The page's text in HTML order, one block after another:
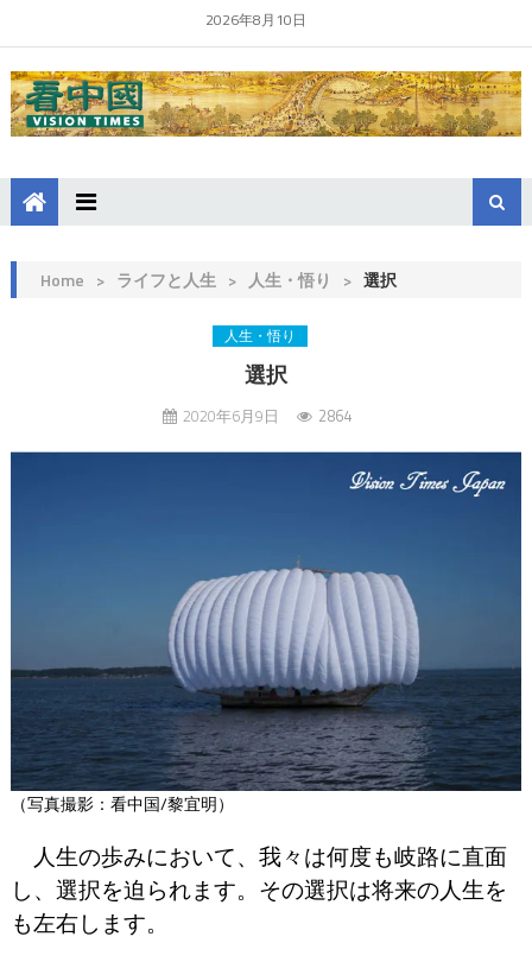
2026年8月10日
Home > ライフと人生 > 人生・悟り > 選択
人生・悟り
選択
2020年6月9日 2864
（写真撮影：看中国/黎宜明）
人生の歩みにおいて、我々は何度も岐路に直面
し、選択を迫られます。その選択は将来の人生を
も左右します。